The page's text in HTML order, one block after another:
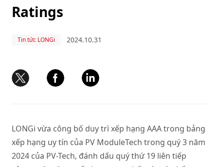
Ratings
Tin tức LONGi 2024.10.31
LONGi vừa công bố duy trì xếp hạng AAA trong bảng
xếp hạng uy tín của PV ModuleTech trong quý 3 năm
2024 của PV-Tech, đánh dấu quý thứ 19 liên tiếp